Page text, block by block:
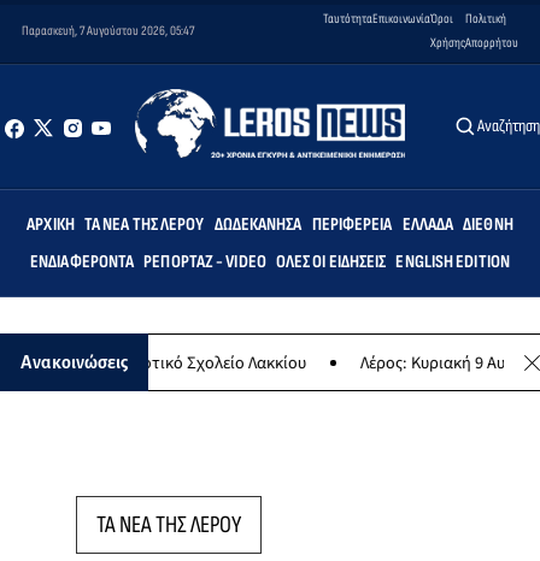
Παρασκευή, 7 Αυγούστου 2026, 05:47
ΤαυτότηταΕπικοινωνίαΌροι
Χρήσης
Πολιτική
Απορρήτου
Αναζήτηση
ΑΡΧΙΚΉ ΤΑ ΝΈΑ ΤΗΣ ΛΈΡΟΥ ΔΩΔΕΚΆΝΗΣΑ ΠΕΡΙΦΈΡΕΙΑ ΕΛΛΆΔΑ ΔΙΕΘΝΉ
ΕΝΔΙΑΦΈΡΟΝΤΑ ΡΕΠΟΡΤΆΖ - VIDEO ΌΛΕΣ ΟΙ ΕΙΔΉΣΕΙΣ ENGLISH EDITION
Ανακοινώσεις
στο Δημοτικό Σχολείο Λακκίου Λέρος: Κυριακή 9
ΤΑ ΝΕΑ ΤΗΣ ΛΕΡΟΥ